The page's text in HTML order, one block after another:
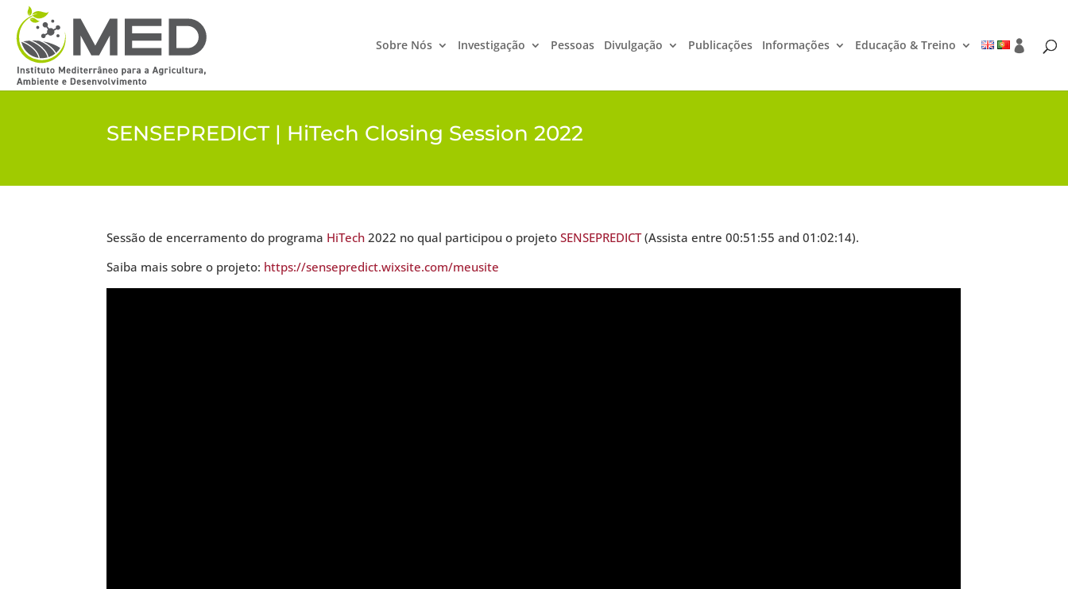
Sobre Nós Investigação Pessoas Divulgação Publicações Informações Educação & Treino
SENSEPREDICT | HiTech Closing Session 2022
Sessão de encerramento do programa HiTech 2022 no qual participou o projetoSENSEPREDICT(Assista entre 00:51:55 and 01:02:14).
Saiba mais sobre o projeto: https://sensepredict.wixsite.com/meusite